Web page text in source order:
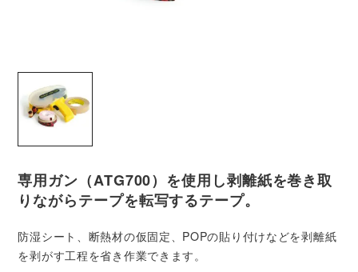
専用ガン（ATG700）を使用し剥離紙を巻き取
りながらテープを転写するテープ。
防湿シート、断熱材の仮固定、POPの貼り付けなどを剥離紙
を剥がす工程を省き作業できます。